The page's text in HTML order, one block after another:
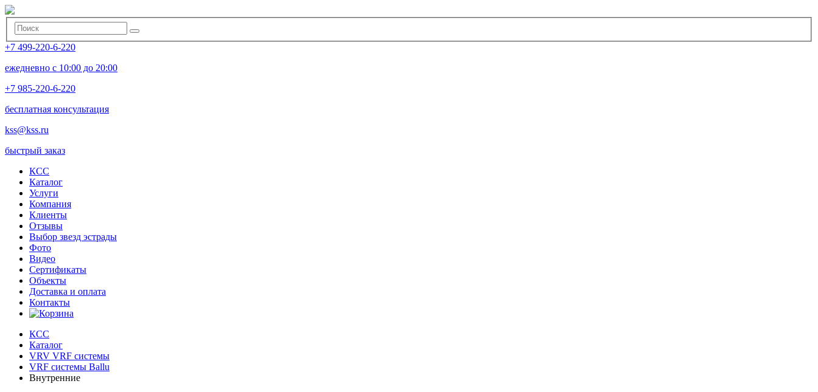
+7 499-220-6-220
ежедневно с 10:00 до 20:00
+7 985-220-6-220
бесплатная консультация
kss@kss.ru
быстрый заказ
КСС
Каталог
Услуги
Компания
Клиенты
Oтзывы
Выбор звезд эстрады
Фото
Видео
Сертификаты
Объекты
Доставка и оплата
Контакты
КСС
Каталог
VRV VRF системы
VRF системы Ballu
Внутренние